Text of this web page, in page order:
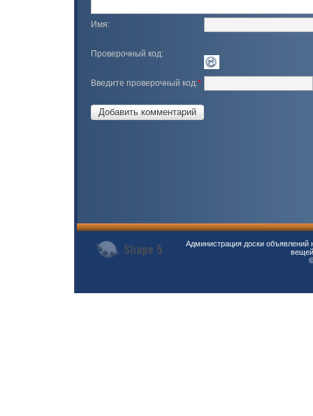
Имя:
Проверочный код:
Введите проверочный код:*
Администрация доски объявлений